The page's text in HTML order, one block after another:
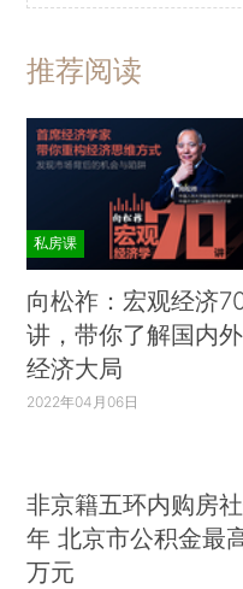
推荐阅读
私房课
向松祚：宏观经济
讲，带你了解国内外
经济大局
2022年04月06日
非京籍五环内购房
年 北京市公积金最
万元